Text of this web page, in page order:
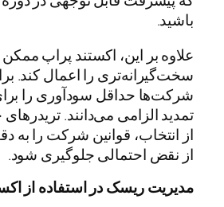
باشید.
علاوه بر این، اکستند پراپ
سخت‌گیرانه‌تری را اعمال کند.
شرکت‌ها حداقل سودآوری را
تمدید الزامی می‌دانند.
از انتخاب، قوانین شرکت را به
از نقض احتمالی جلوگیری شود.
مدیریت ریسک در استفاده از